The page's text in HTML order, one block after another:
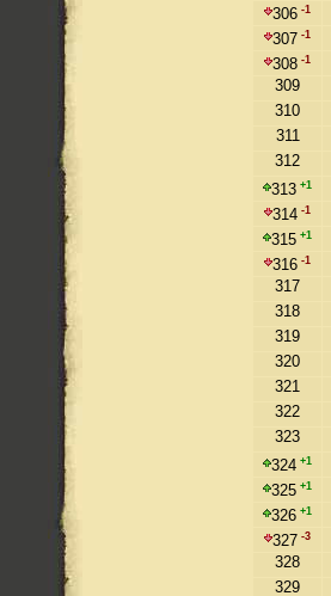
306 -1
307 -1
308 -1
309
310
311
312
313 +1
314 -1
315 +1
316 -1
317
318
319
320
321
322
323
324 +1
325 +1
326 +1
327 -3
328
329